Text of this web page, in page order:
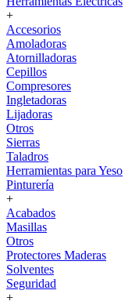
+
Accesorios
Amoladoras
Atornilladoras
Cepillos
Compresores
Ingletadoras
Lijadoras
Otros
Sierras
Taladros
Herramientas para Yeso
Pinturería
+
Acabados
Masillas
Otros
Protectores Maderas
Solventes
Seguridad
+